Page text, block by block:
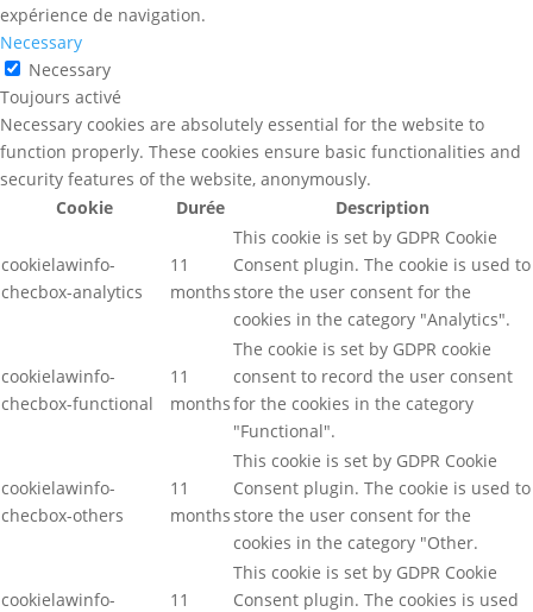
expérience de navigation.
Necessary
Necessary
Toujours activé
Necessary cookies are absolutely essential for the website to
function properly. These cookies ensure basic functionalities and
security features of the website, anonymously.
Cookie
Durée Description
cookielawinfo-
checbox-analytics
11
months
This cookie is set by GDPR Cookie
Consent plugin. The cookie is used to
store the user consent for the
cookies in the category "Analytics".
cookielawinfo-
checbox-functional
11
months
The cookie is set by GDPR cookie
consent to record the user consent
for the cookies in the category
"Functional".
cookielawinfo-
checbox-others
11
months
This cookie is set by GDPR Cookie
Consent plugin. The cookie is used to
store the user consent for the
cookies in the category "Other.
cookielawinfo-
11
This cookie is set by GDPR Cookie
Consent plugin. The cookies is used